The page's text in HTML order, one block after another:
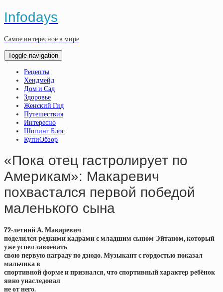
Infodays
Самое интересное в мире
Toggle navigation
Рецепты
Хендмейд
Дом и Сад
Здоровье
Женский Гид
Путешествия
Интересно
Шопинг Блог
КупиОбзор
«Пока отец гастролирует по
Америкам»: Макаревич
похвастался первой победой
маленького сына
72-летний А. Макаревич
поделился редкими кадрами с младшим сыном Эйтаном, который
уже успел завоевать
свою первую награду по дзюдо. Музыкант с гордостью показал
мальчика в
спортивной форме и признался, что спортивный характер ребёнок
явно унаследовал
не от него.